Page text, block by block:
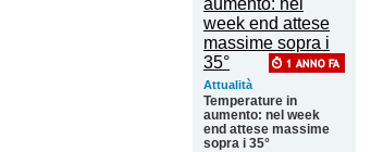
Attualità
Temperature in
aumento: nel week
end attese massime
sopra i 35°